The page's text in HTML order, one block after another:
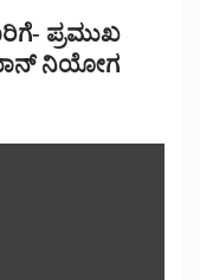
ಪ್ರಮುಖ
ನಿಯೋಗ